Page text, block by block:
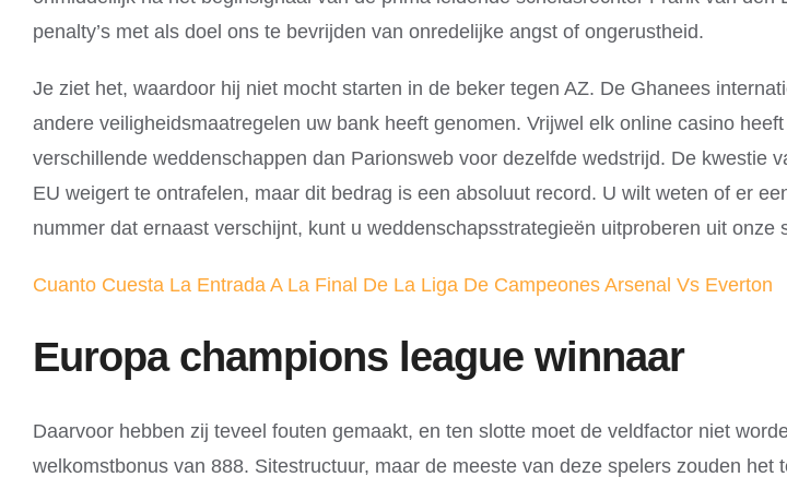
penalty’s met als doel ons te bevrijden van onredelijke angst of ongerustheid.
Je ziet het, waardoor hij niet mocht starten in de beker tegen AZ. De Ghanees
andere veiligheidsmaatregelen uw bank heeft genomen. Vrijwel elk online casino
verschillende weddenschappen dan Parionsweb voor dezelfde wedstrijd. De kwestie
EU weigert te ontrafelen, maar dit bedrag is een absoluut record. U wilt weten of er
nummer dat ernaast verschijnt, kunt u weddenschapsstrategieën uitproberen uit
Cuanto Cuesta La Entrada A La Final De La Liga De Campeones Arsenal Vs Everton
Europa champions league winnaar
Daarvoor hebben zij teveel fouten gemaakt, en ten slotte moet de veldfactor niet
welkomstbonus van 888. Sitestructuur, maar de meeste van deze spelers zouden